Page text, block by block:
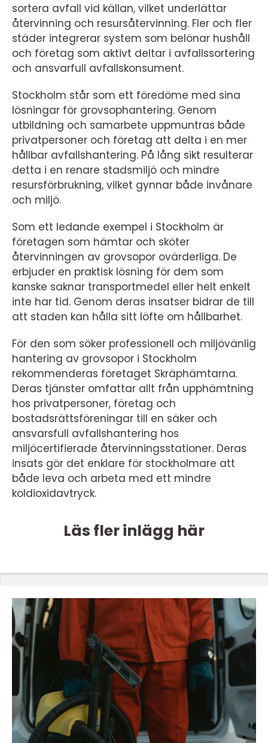
sortera avfall vid källan, vilket underlättar
återvinning och resursåtervinning. Fler och fler
städer integrerar system som belönar hushåll
och företag som aktivt deltar i avfallssortering
och ansvarfull avfallskonsument.
Stockholm står som ett föredöme med sina
lösningar för grovsophantering. Genom
utbildning och samarbete uppmuntras både
privatpersoner och företag att delta i en mer
hållbar avfallshantering. På lång sikt resulterar
detta i en renare stadsmiljö och mindre
resursförbrukning, vilket gynnar både invånare
och miljö.
Som ett ledande exempel i Stockholm är
företagen som hämtar och sköter
återvinningen av grovsopor ovärderliga. De
erbjuder en praktisk lösning för dem som
kanske saknar transportmedel eller helt enkelt
inte har tid. Genom deras insatser bidrar de till
att staden kan hålla sitt löfte om hållbarhet.
För den som söker professionell och miljövänlig
hantering av grovsopor i Stockholm
rekommenderas företaget Skräphämtarna.
Deras tjänster omfattar allt från upphämtning
hos privatpersoner, företag och
bostadsrättsföreningar till en säker och
ansvarsfull avfallshantering hos
miljöcertifierade återvinningsstationer. Deras
insats gör det enklare för stockholmare att
både leva och arbeta med ett mindre
koldioxidavtryck.
Läs fler inlägg här